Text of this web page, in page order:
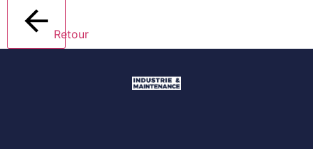
Retour